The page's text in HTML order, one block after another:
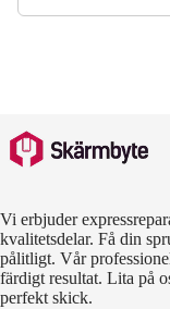
Vi erbjuder
kvalitetsdelar. Få din
pålitligt. Vår
färdigt resultat. Lita på
perfekt skick.